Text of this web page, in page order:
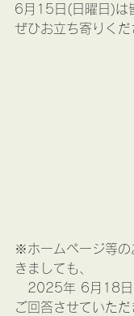
6月15日(日曜日)は
ぜひお立ち寄りくだ
※ホームページ等の
きましても、
2025年 6月18日(
ご回答させていただ